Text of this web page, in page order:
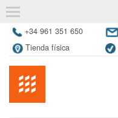
+34 961 351 650
Tienda física